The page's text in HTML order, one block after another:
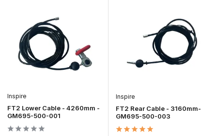
Inspire
FT2 Lower Cable - 4260mm -
GM695-500-001
Inspire
FT2 Rear Cable - 3160mm-
GM695-500-003